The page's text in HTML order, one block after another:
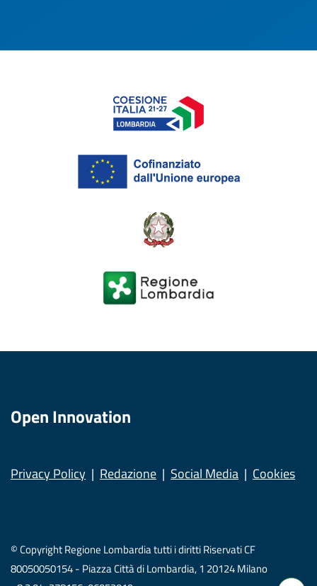
Open Innovation
Privacy Policy Redazione Social Media Cookies
© Copyright Regione Lombardia tutti i diritti Riservati CF
80050050154 - Piazza Città di Lombardia, 1 20124 Milano